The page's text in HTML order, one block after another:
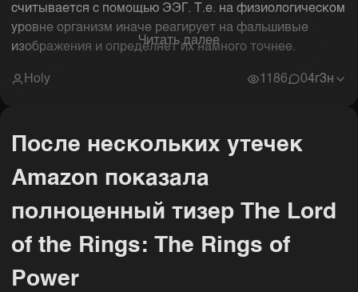
считывается с помощью ЭЭГ. Т.е. на физиологическом
уровне организм иначе реагирует на фальшивые
изображения и определяет их намного точнее.
Читать далее
Holy 1186 04г3н
После нескольких утечек
Amazon показала
полноценный тизер The Lord
of the Rings: The Rings of
Power